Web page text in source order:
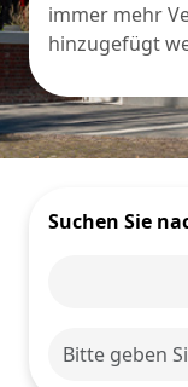
immer mehr
hinzugefügt
Suchen Sie